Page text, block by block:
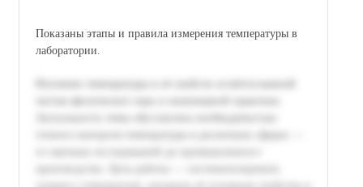
Показаны этапы и правила измерения температуры в
лаборатории.